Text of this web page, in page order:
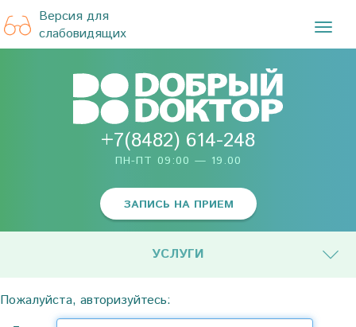
Версия для
слабовидящих
+7(8482) 614-248
ПН-ПТ 09:00 — 19.00
ЗАПИСЬ НА ПРИЕМ
УСЛУГИ
Пожалуйста, авторизуйтесь: